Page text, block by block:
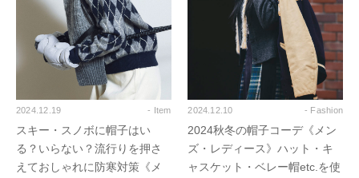
2024.12.19 - Item
スキー・スノボに帽子はい
る？いらない？流行りを押さ
えておしゃれに防寒対策《メ
2024.12.10 - Fashion
2024秋冬の帽子コーデ《メン
ズ・レディース》ハット・キ
ャスケット・ベレー帽etc.を使